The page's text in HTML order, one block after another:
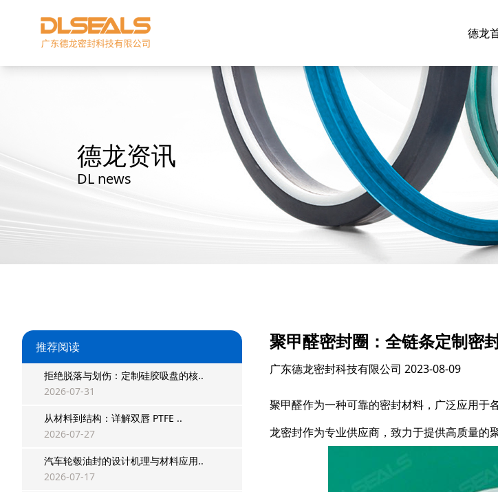
德龙
德龙资讯
DL news
推荐阅读
拒绝脱落与划伤：定制硅胶吸盘的核..
2026-07-31
从材料到结构：详解双唇 PTFE ..
2026-07-27
汽车轮毂油封的设计机理与材料应用..
2026-07-17
聚甲醛密封圈：全链条定制密
广东德龙密封科技有限公司 2023-08-09
聚甲醛作为一种可靠的密封材料，广泛应用于
龙密封作为专业供应商，致力于提供高质量的